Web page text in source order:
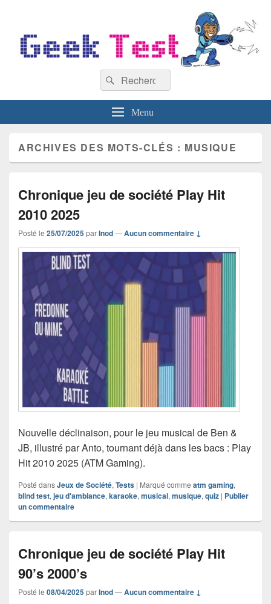
Recherche :
Rechercher
Menu
ARCHIVES DES MOTS-CLÉS : MUSIQUE
Chronique jeu de société Play Hit
2010 2025
Posté le 25/07/2025parInod—Aucun commentaire ↓
Nouvelle déclinaison, pour le jeu musical de Ben &
JB, illustré par Anto, tournant déjà dans les bacs : Play
Hit 2010 2025 (ATM Gaming).
Posté dansJeux de Société, Tests | Marqué comme atm gaming,
blind test, jeu d'ambiance, karaoke, musical, musique, quiz | Publier
un commentaire
Chronique jeu de société Play Hit
90’s 2000’s
Posté le 08/04/2025parInod—Aucun commentaire ↓